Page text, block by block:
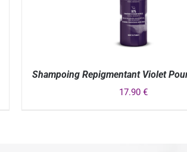
Shampoing Repigmentant Violet
17.90 €